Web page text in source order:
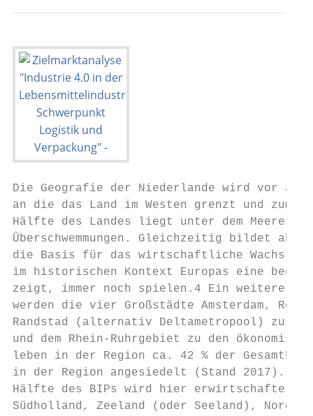
Die Geografie der Niederlande wird vor
an die das Land im Westen grenzt und zum
Hälfte des Landes liegt unter dem
Überschwemmungen. Gleichzeitig bildet
die Basis für das wirtschaftliche
im historischen Kontext Europas eine
zeigt, immer noch spielen.4 Ein weiterer
werden die vier Großstädte Amsterdam,
Randstad (alternativ Deltametropool)
und dem Rhein-Ruhrgebiet zu den
leben in der Region ca. 42 % der
in der Region angesiedelt (Stand 2017).
Hälfte des BIPs wird hier
Südholland, Zeeland (oder Seeland),